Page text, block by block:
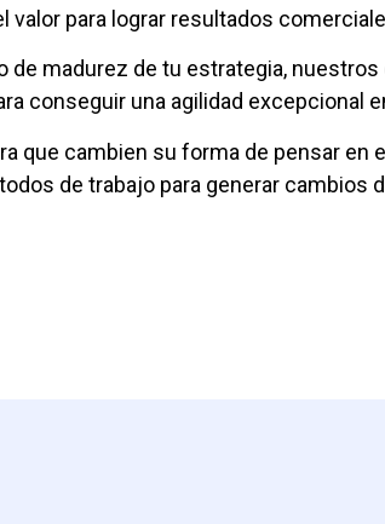
valor para lograr resultados
de madurez de tu estrategia,
conseguir una agilidad excepcional
que cambien su forma de pensar en
de trabajo para generar cambios